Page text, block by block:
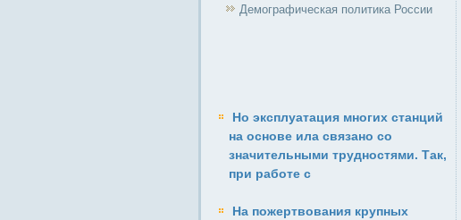
Демографическая политика России
Но эксплуатация многих станций
на основе ила связано со
значительными трудностями. Так,
при работе с
На пожертвования крупных